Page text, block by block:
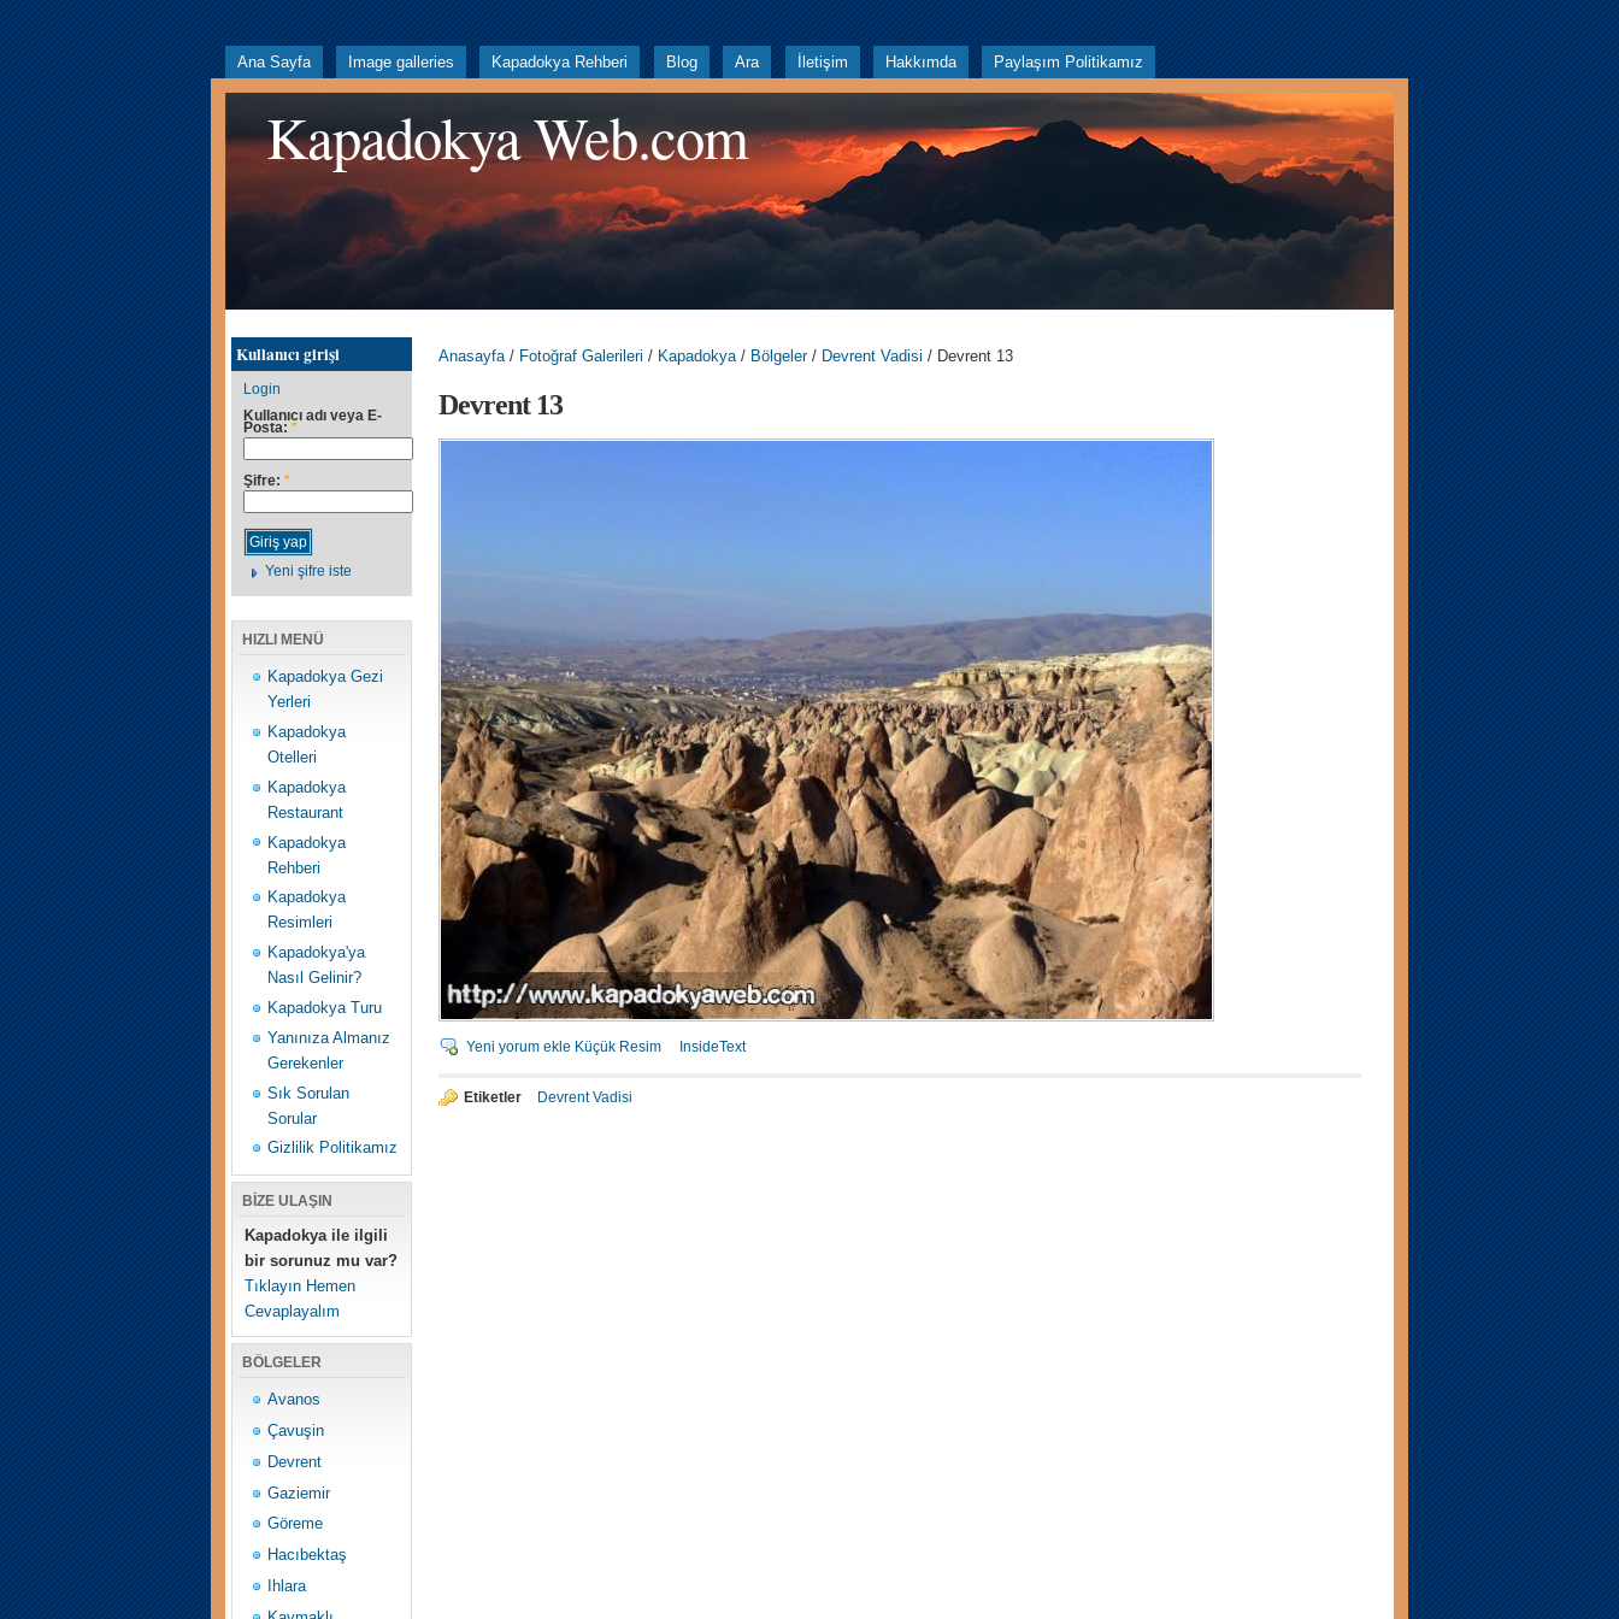
Ana Sayfa Image galleries Kapadokya Rehberi Blog Ara İletişim Hakkımda Paylaşım Politikamız
Kapadokya Web.com
Kullanıcı girişi
Login
Kullanıcı adı veya E-
Posta: *
Şifre: *
Yeni şifre iste
HIZLI MENÜ
Kapadokya Gezi
Yerleri
Kapadokya
Otelleri
Kapadokya
Restaurant
Kapadokya
Rehberi
Kapadokya
Resimleri
Kapadokya'ya
Nasıl Gelinir?
Kapadokya Turu
Yanınıza Almanız
Gerekenler
Sık Sorulan
Sorular
Gizlilik Politikamız
BİZE ULAŞIN
Kapadokya ile ilgili
bir sorunuz mu var?
Tıklayın Hemen
Cevaplayalım
BÖLGELER
Avanos
Çavuşin
Devrent
Gaziemir
Göreme
Hacıbektaş
Ihlara
Anasayfa/ Fotoğraf Galerileri / Kapadokya/ Bölgeler/ Devrent Vadisi / Devrent 13
Devrent 13
Yeni yorum ekle Küçük Resim InsideText
Etiketler Devrent Vadisi